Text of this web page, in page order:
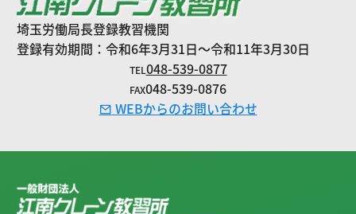
埼玉労働局長登録教習機関
登録有効期間：令和6年3月31日～令和11年3月30日
TEL048-539-0877
FAX048-539-0876
WEBからのお問い合わせ